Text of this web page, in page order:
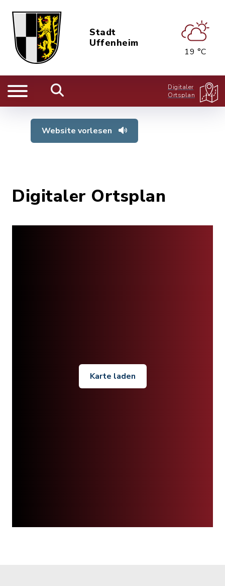
Stadt
Uffenheim
19 °C
Digitaler
Ortsplan
Website vorlesen
Digitaler Ortsplan
Karte laden